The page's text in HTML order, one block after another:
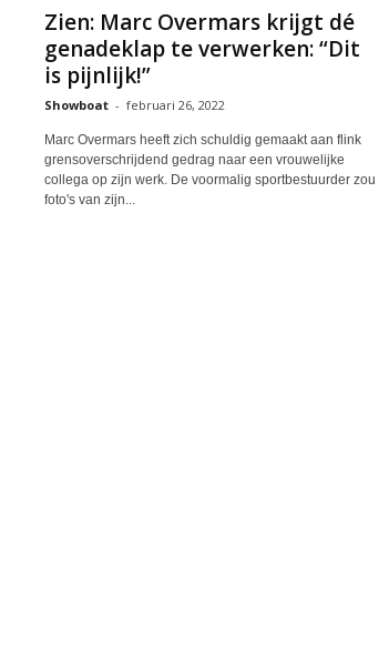
Zien: Marc Overmars krijgt dé
genadeklap te verwerken: “Dit
is pijnlijk!”
Showboat - februari 26, 2022
Marc Overmars heeft zich schuldig gemaakt aan flink
grensoverschrijdend gedrag naar een vrouwelijke
collega op zijn werk. De voormalig sportbestuurder zou
foto's van zijn...